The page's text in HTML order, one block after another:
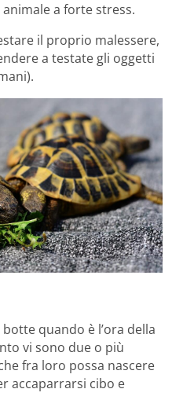
a forte stress.
il proprio malessere,
a testate gli oggetti
quando è l’ora della
vi sono due o più
fra loro possa nascere
accaparrarsi cibo e